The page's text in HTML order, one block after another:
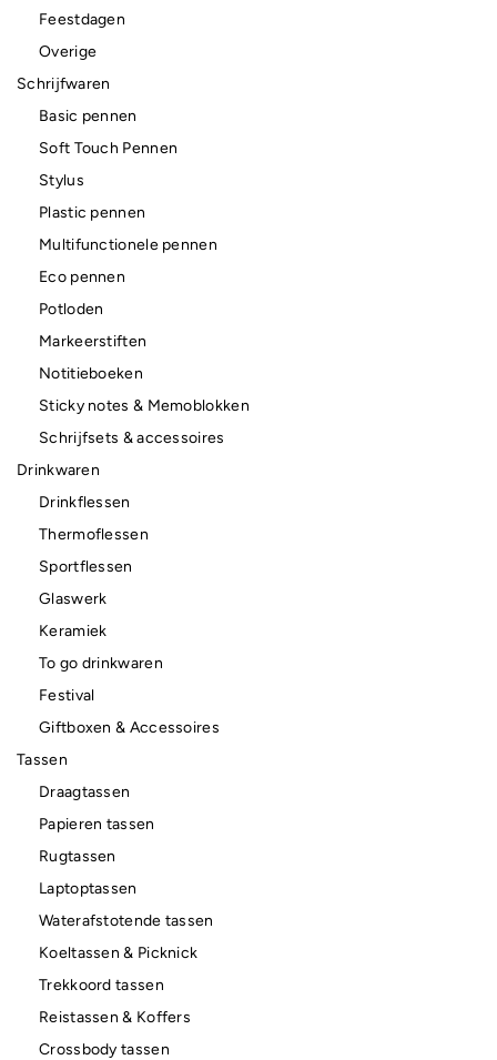
Feestdagen
Overige
Schrijfwaren
Basic pennen
Soft Touch Pennen
Stylus
Plastic pennen
Multifunctionele pennen
Eco pennen
Potloden
Markeerstiften
Notitieboeken
Sticky notes & Memoblokken
Schrijfsets & accessoires
Drinkwaren
Drinkflessen
Thermoflessen
Sportflessen
Glaswerk
Keramiek
To go drinkwaren
Festival
Giftboxen & Accessoires
Tassen
Draagtassen
Papieren tassen
Rugtassen
Laptoptassen
Waterafstotende tassen
Koeltassen & Picknick
Trekkoord tassen
Reistassen & Koffers
Crossbody tassen